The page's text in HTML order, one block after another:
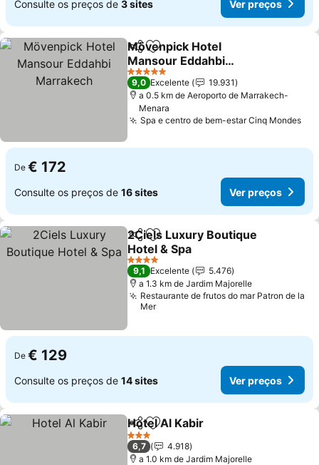
Consulte os preços de 3 sites Ver preços
PartilharAdicionar aos favoritos
Mövenpick Hotel
Mansour Eddahbi
Marrakech
Ver preços
5 Estrelas
9,0 Excelente
19.931
a 0.5 km de Aeroporto de Marrakech-
Menara
Spa e centro de bem-estar Cinq Mondes
De € 172
Consulte os preços de 16 sites Ver preços
PartilharAdicionar aos favoritos
2Ciels Luxury Boutique
Hotel & Spa
Ver preços
4 Estrelas
9,1 Excelente
5.476
a 1.3 km de Jardim Majorelle
Restaurante de frutos do mar Patron de la
Mer
De € 129
Consulte os preços de 14 sites Ver preços
PartilharAdicionar aos favoritos
Hotel Al Kabir
3 Estrelas
6,7
4.918
a 1.0 km de Jardim Majorelle